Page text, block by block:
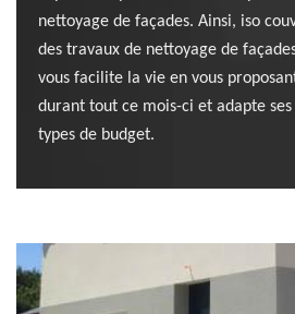
nettoyage de façades. Ainsi, iso
des travaux de nettoyage de
vous facilite la vie en vous
durant tout ce mois-ci et adapte
types de budget.